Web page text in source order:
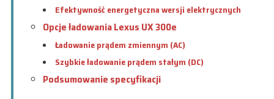
Efektywność energetyczna wersji elektrycznych
Opcje ładowania Lexus UX 300e
Ładowanie prądem zmiennym (AC)
Szybkie ładowanie prądem stałym (DC)
Podsumowanie specyfikacji